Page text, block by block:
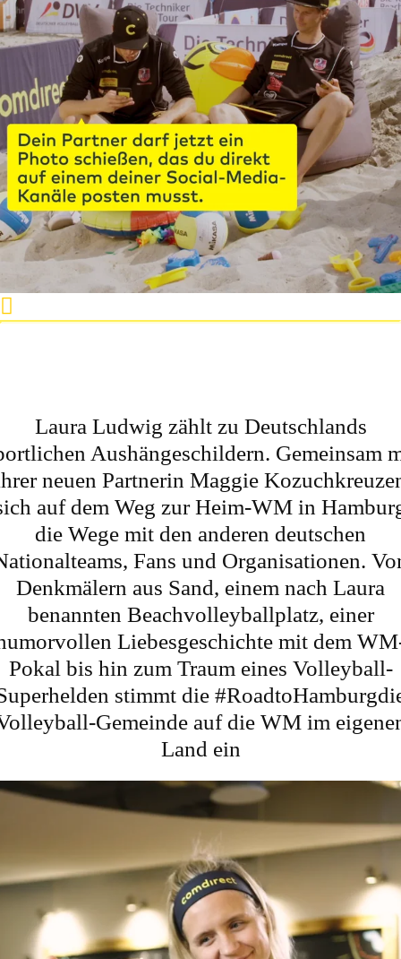
Laura Ludwig zählt zu Deutschlands
Aushängeschildern. Gemeinsam
neuen Partnerin Maggie
auf dem Weg zur Heim-WM in
die Wege mit den anderen deutschen
Fans und Organisationen.
Denkmälern aus Sand, einem nach Laura
benannten Beachvolleyballplatz, einer
Liebesgeschichte mit dem
Pokal bis hin zum Traum eines Volleyball-
stimmt die
Gemeinde auf die WM im
Land ein